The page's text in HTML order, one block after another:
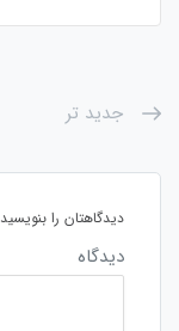
جدید تر
دیدگاهتان را بنویسید
دیدگاه